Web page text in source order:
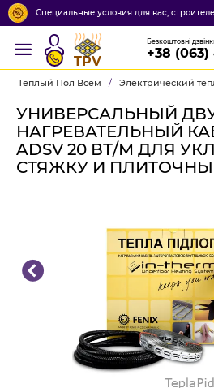
Специальные условия для вас,
TPV
Безкоштовні
+38 (063)
Теплый Пол Всем / Электрический
УНИВЕРСАЛЬНЫЙ
НАГРЕВАТЕЛЬНЫЙ
ADSV 20 ВТ/М ДЛЯ
СТЯЖКУ И